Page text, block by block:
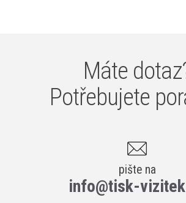
Máte
Potřebujete
pište na
info@tisk-